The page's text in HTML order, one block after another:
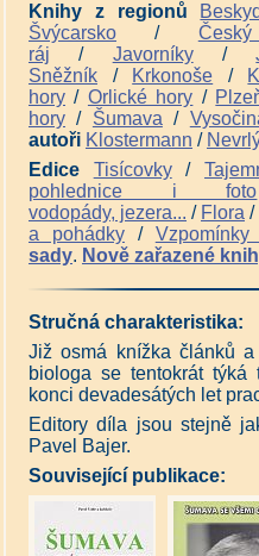
Knihy z regionů
Švýcarsko /
ráj / Javorníky/
Sněžník / Krkonoše /
hory / Orlické hory /
hory / Šumava /
autoři Klostermann /
Edice Tisícovky/
pohlednice i foto
vodopády, jezera... / Flora /
a pohádky/
sady. Nově zařazené
Stručná charakteristika:
Již osmá knížka článků
biologa se tentokrát
konci devadesátých let
Editory díla jsou stejně
Pavel Bajer.
Související publikace: